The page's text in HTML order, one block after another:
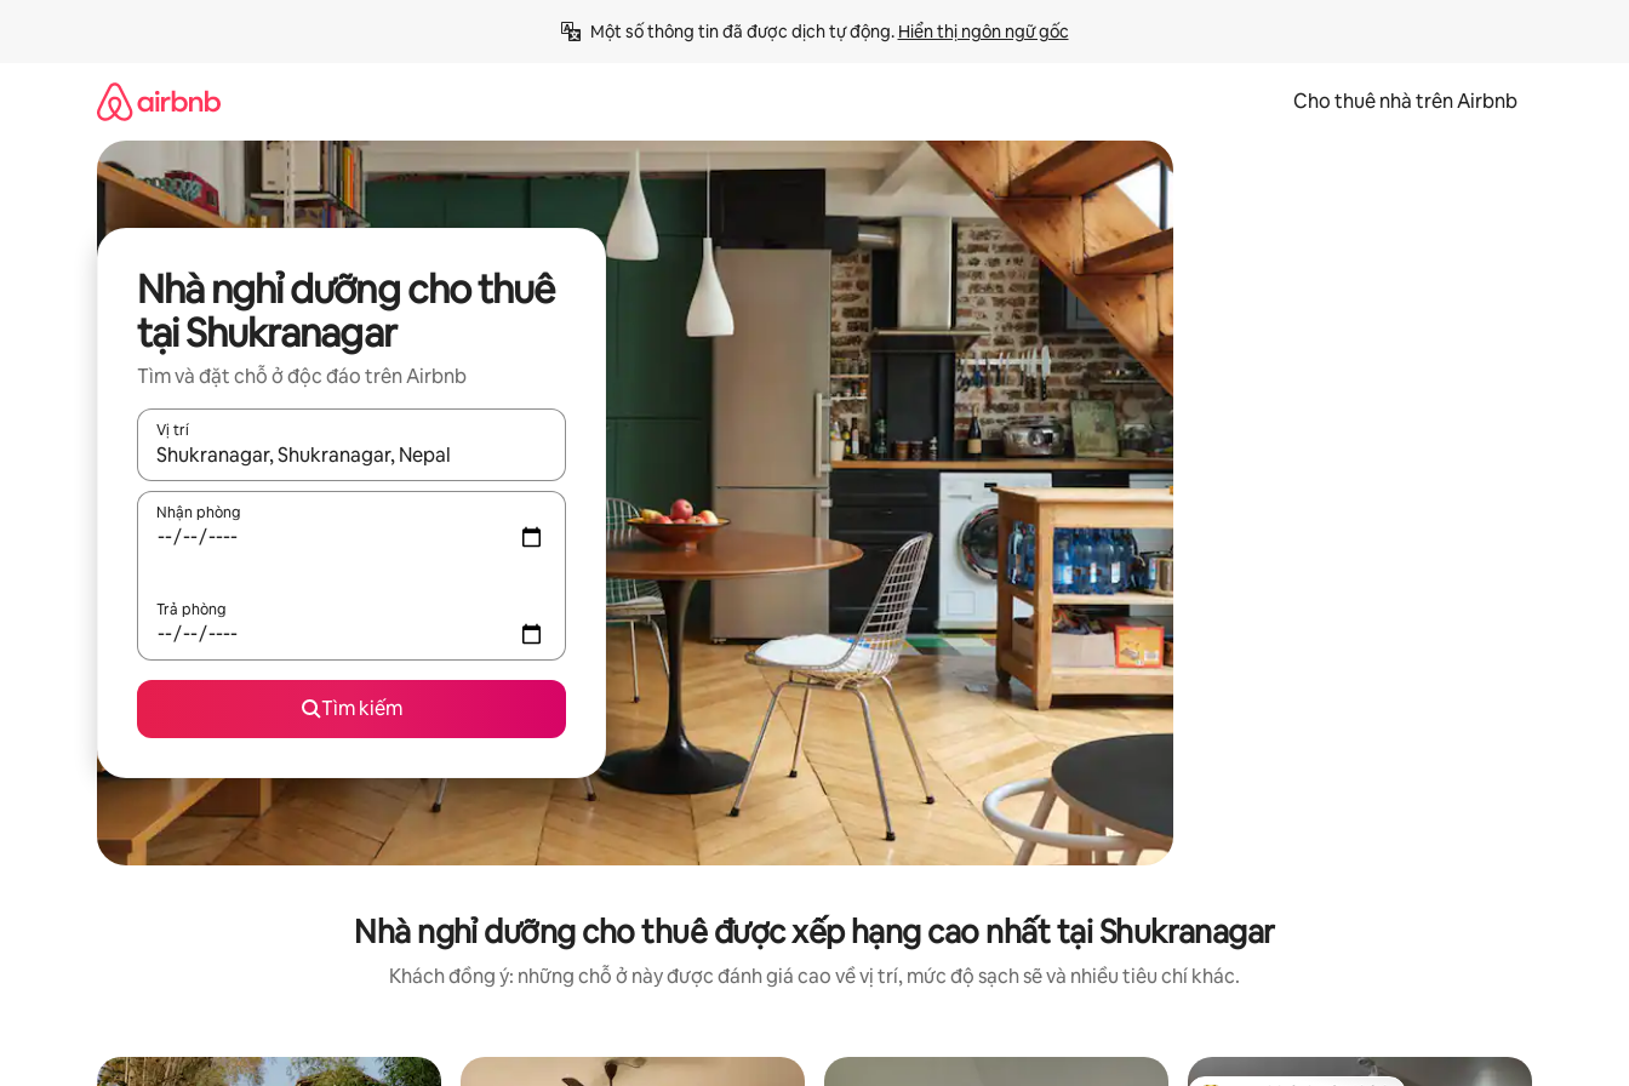
Một số thông tin đã được dịch tự động. Hiển thị ngôn ngữ gốc
Cho thuê nhà trên Airbnb
Nhà nghỉ dưỡng cho thuê
tại Shukranagar
Tìm và đặt chỗ ở độc đáo trên Airbnb
Vị trí
Khi có kết quả, hãy điều hướng bằng phím mũi tên lên và xuống hoặc khám phá bằng các thao tác chạm hoặc vuốt.
Nhận phòng
Trả phòng
Tìm kiếm
Nhà nghỉ dưỡng cho thuê được xếp hạng cao nhất tại Shukranagar
Khách đồng ý: những chỗ ở này được đánh giá cao về vị trí, mức độ sạch sẽ và nhiều tiêu chí khác.